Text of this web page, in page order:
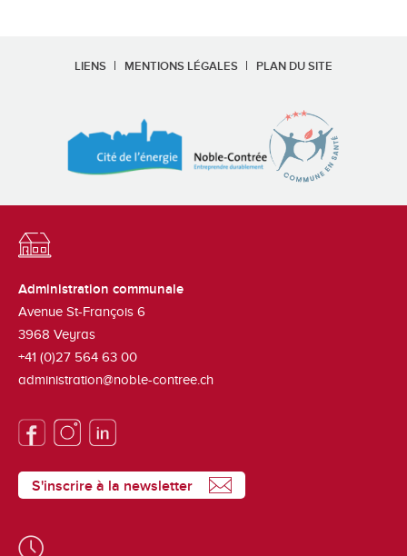
LIENS MENTIONS LÉGALES PLAN DU SITE
Administration communale
Avenue St-François 6
3968 Veyras
+41 (0)27 564 63 00
administration@noble-contree.ch
S'inscrire à la newsletter